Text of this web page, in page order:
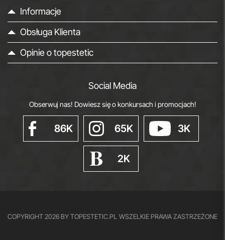
Informacje
Obsługa Klienta
Opinie o topestetic
Social Media
Obserwuj nas! Dowiesz się o konkursach i promocjach!
86K 65K 3K
2K
COPYRIGHT 2026 BY TOPESTETIC.PL WSZELKIE PRAWA ZASTRZEŻONE